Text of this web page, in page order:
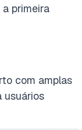
primeira
com amplas
usuários